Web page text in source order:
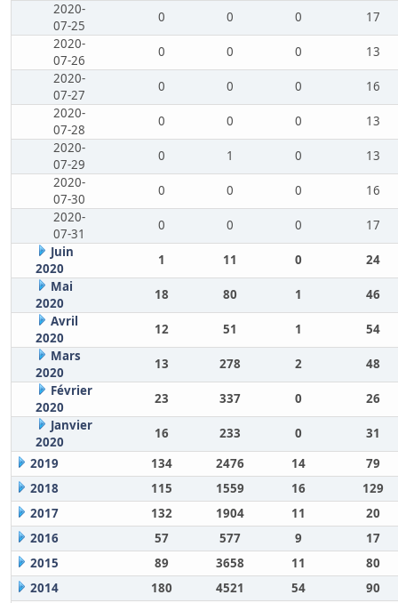
2020-
07-25
0 0 0
17
2020-
07-26
0 0 0
13
2020-
07-27
0 0 0
16
2020-
07-28
0 0 0
13
2020-
07-29
0 1 0
13
2020-
07-30
0 0 0
16
2020-
07-31
0 0 0
17
Juin
2020
1 11 0
24
Mai
2020
18 80 1
46
Avril
2020
12 51 1
54
Mars
2020
13 278 2
48
Février
2020
23 337 0
26
Janvier
2020
16 233 0
31
2019
134 2476 14
79
2018
115 1559 16
129
2017
132 1904 11
20
2016
57 577 9
17
2015
89 3658 11
80
2014
180 4521 54
90